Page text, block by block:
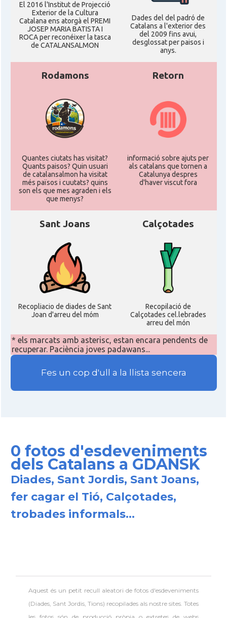
El 2016 l'Institut de Projecció
Exterior de la Cultura
Catalana ens atorgà el PREMI
JOSEP MARIA BATISTA I
ROCA per reconéixer la tasca
de CATALANSALMON
Dades del del padró de
Catalans a l'exterior des
del 2009 fins avui,
desglossat per paisos i
anys.
Rodamons
Quantes ciutats has visitat?
Quants paisos? Quin usuari
de catalansalmon ha visitat
més països i cuutats? quins
son els que mes agraden i els
que menys?
Retorn
informació sobre ajuts per
als catalans que tornen a
Catalunya despres
d'haver viscut fora
Sant Joans
Recopliacio de diades de Sant
Joan d'arreu del móm
Calçotades
Recopilació de
Calçotades cel.lebrades
arreu del món
* els marcats amb asterisc, estan encara pendents de
recuperar. Paciència joves padawans...
Fes un cop d'ull a la llista sencera
0 fotos d'esdeveniments
dels Catalans a GDANSK
Diades, Sant Jordis, Sant Joans,
fer cagar el Tió, Calçotades,
trobades informals...
Aquest és un petit recull aleatori defotos d'esdeveniments
(Diades, Sant Jordis, Tions) recopilades als nostre sites. Totes